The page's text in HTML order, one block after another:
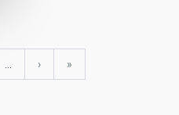
Next
›
last
»